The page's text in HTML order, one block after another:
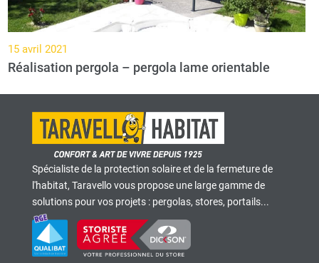
15 avril 2021
Réalisation pergola – pergola lame orientable
Spécialiste de la protection solaire et de la fermeture de
l'habitat, Taravello vous propose une large gamme de
solutions pour vos projets : pergolas, stores, portails...